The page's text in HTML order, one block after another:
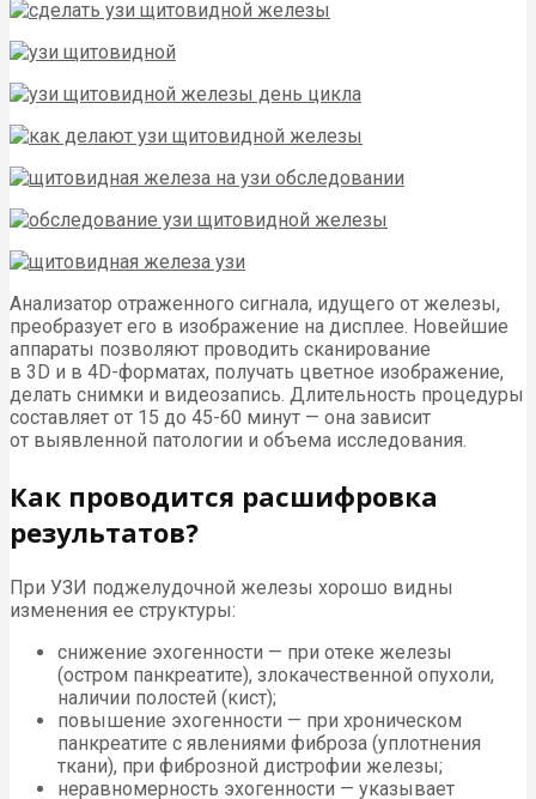
Анализатор отраженного сигнала, идущего от железы,
преобразует его в изображение на дисплее. Новейшие
аппараты позволяют проводить сканирование
в 3D и в 4D-форматах, получать цветное изображение,
делать снимки и видеозапись. Длительность процедуры
составляет от 15 до 45-60 минут — она зависит
от выявленной патологии и объема исследования.
Как проводится расшифровка
результатов?
При УЗИ поджелудочной железы хорошо видны
изменения ее структуры:
снижение эхогенности — при отеке железы
(остром панкреатите), злокачественной опухоли,
наличии полостей (кист);
повышение эхогенности — при хроническом
панкреатите с явлениями фиброза (уплотнения
ткани), при фиброзной дистрофии железы;
неравномерность эхогенности — указывает